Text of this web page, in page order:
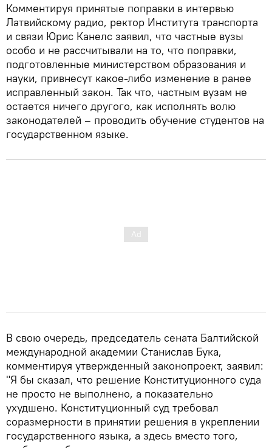
Комментируя принятые поправки в интервью
Латвийскому радио, ректор Института транспорта
и связи Юрис Канелс заявил, что частные вузы
особо и не рассчитывали на то, что поправки,
подготовленные министерством образования и
науки, привнесут какое-либо изменение в ранее
исправленный закон. Так что, частным вузам не
остается ничего другого, как исполнять волю
законодателей – проводить обучение студентов на
государственном языке.
В свою очередь, председатель сената Балтийской
международной академии Станислав Бука,
комментируя утвержденный законопроект, заявил:
"Я бы сказал, что решение Конституционного суда
не просто не выполнено, а показательно
ухудшено. Конституционный суд требовал
соразмерности в принятии решения в укреплении
государственного языка, а здесь вместо того,